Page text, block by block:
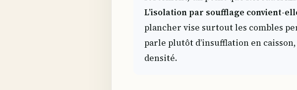
L’isolation par soufflage convient-
plancher vise surtout les combles
parle plutôt d’insufflation en
densité.